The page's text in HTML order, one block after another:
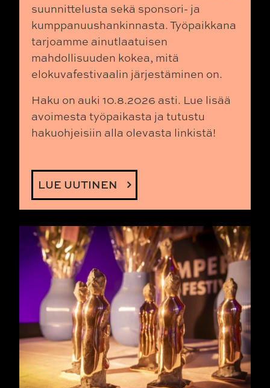
suunnittelusta sekä sponsori- ja
kumppanuushankinnasta. Työpaikkana
tarjoamme ainutlaatuisen
mahdollisuuden kokea, mitä
elokuvafestivaalin järjestäminen on.
Haku on auki 10.8.2026 asti. Lue lisää
avoimesta työpaikasta ja tutustu
hakuohjeisiin alla olevasta linkistä!
LUE UUTINEN